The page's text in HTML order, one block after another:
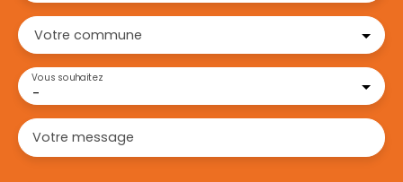
Votre commune
-
Vous souhaitez
Votre message